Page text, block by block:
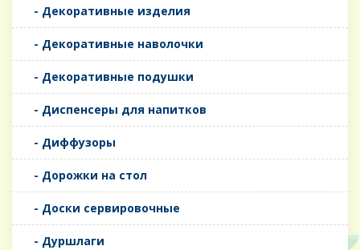
- Декоративные изделия
- Декоративные наволочки
- Декоративные подушки
- Диспенсеры для напитков
- Диффузоры
- Дорожки на стол
- Доски сервировочные
- Дуршлаги